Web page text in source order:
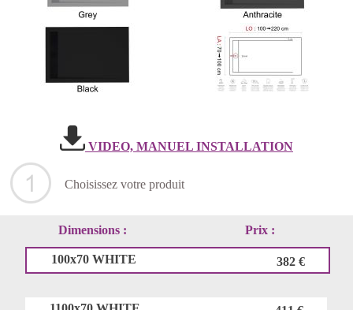
VIDEO, MANUEL INSTALLATION
Choisissez votre produit
Dimensions : Prix :
100x70 WHITE 382 €